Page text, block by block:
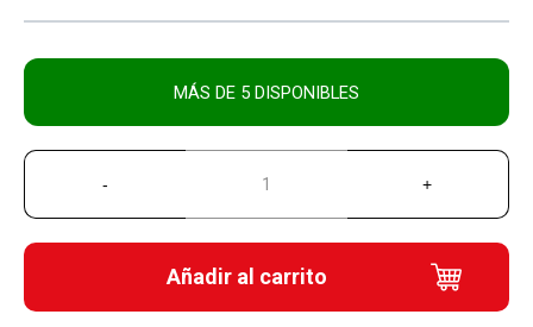
MÁS DE 5 DISPONIBLES
Añadir al carrito